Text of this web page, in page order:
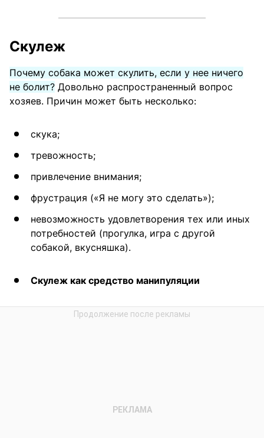
Скулеж
Почему собака может скулить, если у нее ничего
не болит? Довольно распространенный вопрос
хозяев. Причин может быть несколько:
скука;
тревожность;
привлечение внимания;
фрустрация («Я не могу это сделать»);
невозможность удовлетворения тех или иных
потребностей (прогулка, игра с другой
собакой, вкусняшка).
Скулеж как средство манипуляции